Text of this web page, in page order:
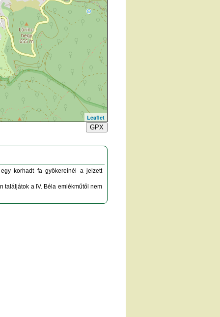
Leaflet
GPX
korhadt fa gyökereinél a jelzett
találjátok a IV. Béla emlékműtől nem